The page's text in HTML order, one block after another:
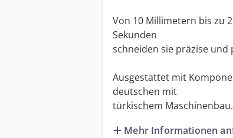
Von 10 Millimetern bis zu
Sekunden
schneiden sie präzise
Ausgestattet mit
deutschen mit
türkischem Maschinenbau.
Mehr Informationen